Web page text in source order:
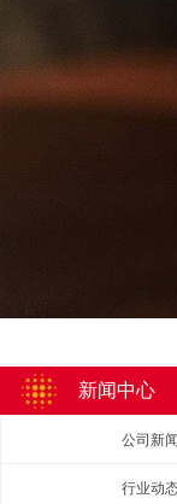
新闻中心
公司新闻
行业动